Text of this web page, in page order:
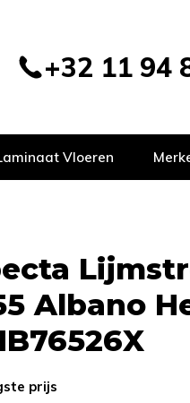
+32 11 94
Vloeren
Albano
prijs